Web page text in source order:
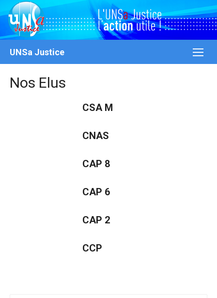
Aller
au
contenu
UNSa Justice
Nos Elus
CSA M
CNAS
CAP 8
CAP 6
CAP 2
CCP